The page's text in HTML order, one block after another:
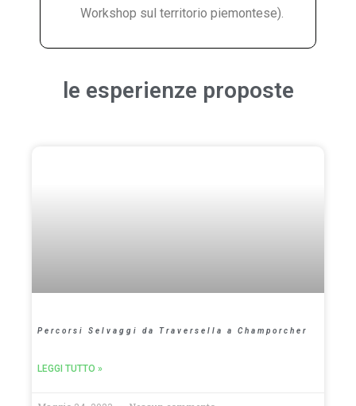
Workshop sul territorio piemontese).
le esperienze proposte
Percorsi Selvaggi da Traversella a Champorcher
LEGGI TUTTO »